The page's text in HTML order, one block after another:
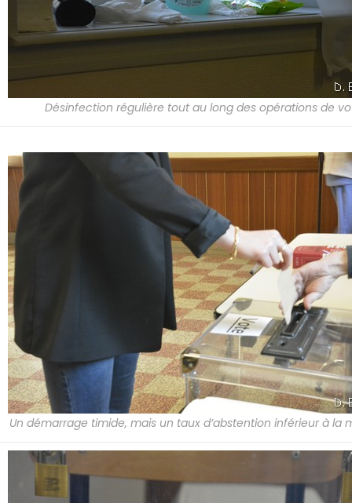
Désinfection régulière tout au long des opérations de
Un démarrage timide, mais un taux d’abstention inférieur à la